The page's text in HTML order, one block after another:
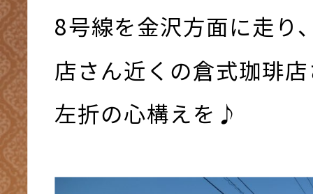
8号線を金沢方面に走り
店さん近くの倉式珈琲
左折の心構えを♪